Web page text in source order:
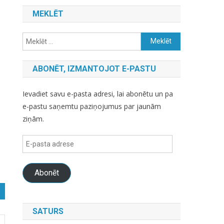
MEKLĒT
Meklēt:
ABONĒT, IZMANTOJOT E-PASTU
Ievadiet savu e-pasta adresi, lai abonētu un pa
e-pastu saņemtu paziņojumus par jaunām
ziņām.
E-
pasta
adrese
Abonēt
SATURS